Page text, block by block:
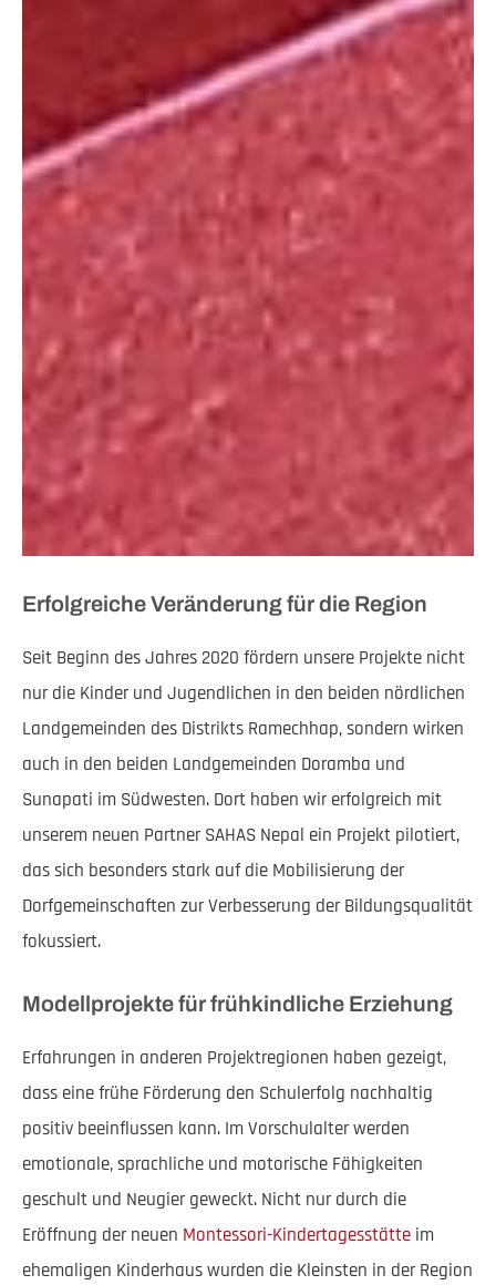
Erfolgreiche Veränderung für die Region
Seit Beginn des Jahres 2020 fördern unsere Projekte nicht
nur die Kinder und Jugendlichen in den beiden nördlichen
Landgemeinden des Distrikts Ramechhap, sondern wirken
auch in den beiden Landgemeinden Doramba und
Sunapati im Südwesten. Dort haben wir erfolgreich mit
unserem neuen Partner SAHAS Nepal ein Projekt pilotiert,
das sich besonders stark auf die Mobilisierung der
Dorfgemeinschaften zur Verbesserung der Bildungsqualität
fokussiert.
Modellprojekte für frühkindliche Erziehung
Erfahrungen in anderen Projektregionen haben gezeigt,
dass eine frühe Förderung den Schulerfolg nachhaltig
positiv beeinflussen kann. Im Vorschulalter werden
emotionale, sprachliche und motorische Fähigkeiten
geschult und Neugier geweckt. Nicht nur durch die
Eröffnung der neuen Montessori-Kindertagesstätte im
ehemaligen Kinderhaus wurden die Kleinsten in der Region